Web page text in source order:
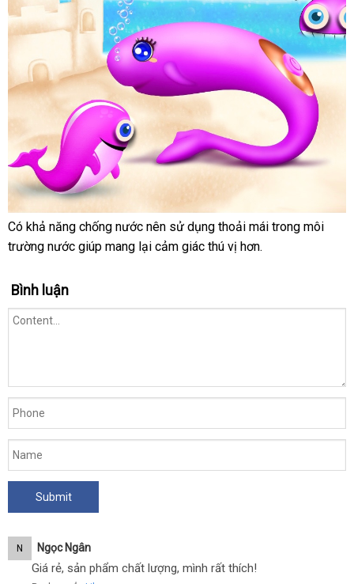
Có khả năng chống nước nên sử dụng thoải mái trong môi
trường nước giúp mang lại cảm giác thú vị hơn.
Bình luận
N Ngọc Ngân
Giá rẻ, sản phẩm chất lượng, mình rất thích!